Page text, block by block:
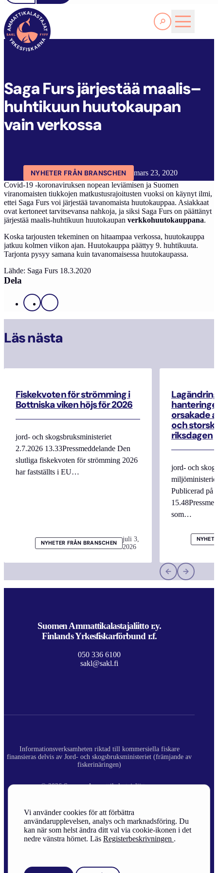
Vi använder cookies för att förbättra
användarupplevelsen, analys och marknadsföring. Du
kan när som helst ändra ditt val via cookie-ikonen i det
nedre vänstra hörnet. Läs Registerbeskrivningen .
Läs Mer
FYFF
Saga Furs järjestää maalis–
huhtikuun huutokaupan
vain verkossa
NYHETER FRÅN BRANSCHEN
mars 23, 2020
Covid-19 -koronaviruksen nopean leviämisen ja Suomen
viranomaisten tiukkojen matkustusrajoitusten vuoksi on käynyt ilmi,
ettei Saga Furs voi järjestää tavanomaista huutokauppaa. Asiakkaat
ovat kertoneet tarvitsevansa nahkoja, ja siksi Saga Furs on päättänyt
järjestää maalis-huhtikuun huutokaupan verkkohuutokauppana.
Koska tarjousten tekeminen on hitaampaa verkossa, huutokauppa
jatkuu kolmen viikon ajan. Huutokauppa päättyy 9. huhtikuuta.
Tarjonta pysyy samana kuin tavanomaisessa huutokaupassa.
Lähde: Saga Furs 18.3.2020
Dela
Facebook
X
Läs nästa
Fiskekvoten för strömming i
Bottniska viken höjs för 2026
jord- och skogsbruksministeriet
2.7.2026 13.33Pressmeddelande Den
slutliga fiskekvoten för strömming 2026
har fastställts i EU…
NYHETER FRÅN BRANSCHEN
juli 3,
2026
orsakade
och
riksdagen
jord- och
Publicerad på
som…
Suomen Ammattikalastajaliitto r.y.
Finlands Yrkesfiskarförbund r.f.
050 336 6100
sakl@sakl.fi
Informationsverksamheten riktad till kommersiella fiskare
finansieras delvis av Jord- och skogsbruksministeriet (främjande av
fiskerinäringen)
© 2026 Suomen Ammattikalastajaliitto ry.
Site Credits